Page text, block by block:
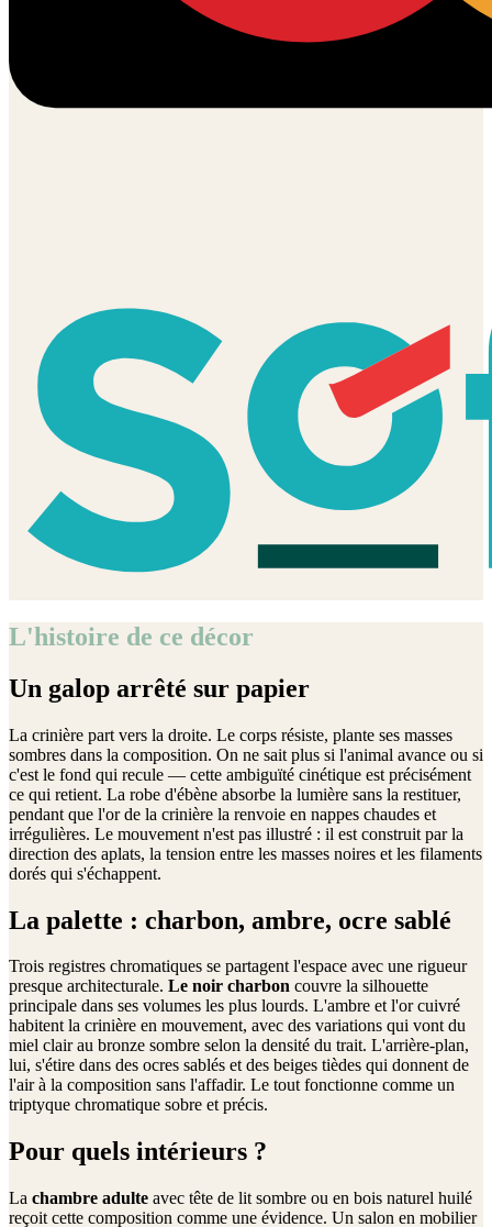
L'histoire de ce décor
Un galop arrêté sur papier
La crinière part vers la droite. Le corps résiste, plante ses masses
sombres dans la composition. On ne sait plus si l'animal avance ou si
c'est le fond qui recule — cette ambiguïté cinétique est précisément
ce qui retient. La robe d'ébène absorbe la lumière sans la restituer,
pendant que l'or de la crinière la renvoie en nappes chaudes et
irrégulières. Le mouvement n'est pas illustré : il est construit par la
direction des aplats, la tension entre les masses noires et les filaments
dorés qui s'échappent.
La palette : charbon, ambre, ocre sablé
Trois registres chromatiques se partagent l'espace avec une rigueur
presque architecturale. Le noir charbon couvre la silhouette
principale dans ses volumes les plus lourds. L'ambre et l'or cuivré
habitent la crinière en mouvement, avec des variations qui vont du
miel clair au bronze sombre selon la densité du trait. L'arrière-plan,
lui, s'étire dans des ocres sablés et des beiges tièdes qui donnent de
l'air à la composition sans l'affadir. Le tout fonctionne comme un
triptyque chromatique sobre et précis.
Pour quels intérieurs ?
La chambre adulte avec tête de lit sombre ou en bois naturel huilé
reçoit cette composition comme une évidence. Un salon en mobilier